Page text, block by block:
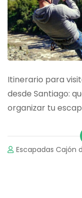
Itinerario para
desde Santiago:
organizar tu
Escapadas Cajón